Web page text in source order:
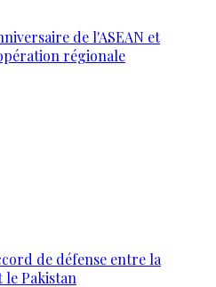
de l'ASEAN et
régionale
de défense entre la
le Pakistan